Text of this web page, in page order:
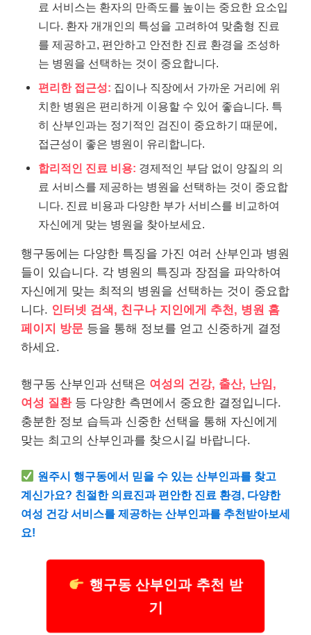
료 서비스는 환자의 만족도를 높이는 중요한 요소입
니다. 환자 개개인의 특성을 고려하여 맞춤형 진료
를 제공하고, 편안하고 안전한 진료 환경을 조성하
는 병원을 선택하는 것이 중요합니다.
편리한 접근성: 집이나 직장에서 가까운 거리에 위
치한 병원은 편리하게 이용할 수 있어 좋습니다. 특
히 산부인과는 정기적인 검진이 중요하기 때문에,
접근성이 좋은 병원이 유리합니다.
합리적인 진료 비용: 경제적인 부담 없이 양질의 의
료 서비스를 제공하는 병원을 선택하는 것이 중요합
니다. 진료 비용과 다양한 부가 서비스를 비교하여
자신에게 맞는 병원을 찾아보세요.
행구동에는 다양한 특징을 가진 여러 산부인과 병원
들이 있습니다. 각 병원의 특징과 장점을 파악하여
자신에게 맞는 최적의 병원을 선택하는 것이 중요합
니다. 인터넷 검색, 친구나 지인에게 추천, 병원 홈
페이지 방문 등을 통해 정보를 얻고 신중하게 결정
하세요.
행구동 산부인과 선택은 여성의 건강, 출산, 난임,
여성 질환등 다양한 측면에서 중요한 결정입니다.
충분한 정보 습득과 신중한 선택을 통해 자신에게
맞는 최고의 산부인과를 찾으시길 바랍니다.
원주시 행구동에서 믿을 수 있는 산부인과를 찾고
계신가요? 친절한 의료진과 편안한 진료 환경, 다양한
여성 건강 서비스를 제공하는 산부인과를 추천받아보세
요!
행구동 산부인과 추천 받
기